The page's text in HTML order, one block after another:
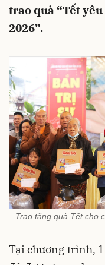
trao quà “Tết
2026”.
Trao tặng quà Tết cho
Tại chương trình,